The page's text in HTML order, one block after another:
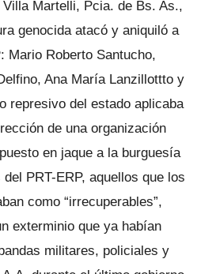
Martelli, Pcia. de Bs. As.,
genocida atacó y aniquiló a
Mario Roberto Santucho,
Ana María Lanzillottto y
represivo del estado aplicaba
de una organización
en jaque a la burguesía
PRT-ERP, aquellos que los
como “irrecuperables”,
exterminio que ya habían
militares, policiales y